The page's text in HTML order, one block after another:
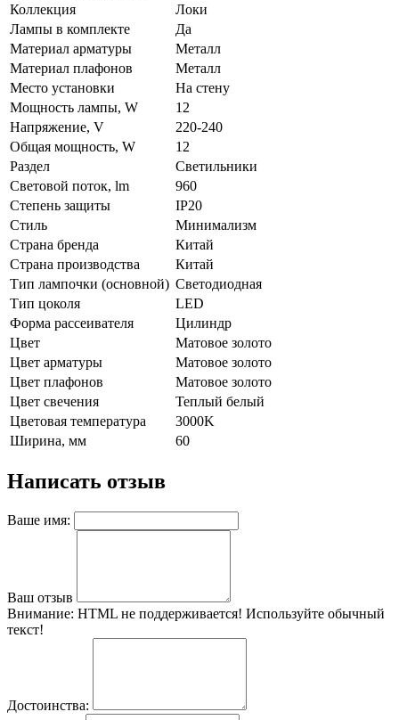
Коллекция
Локи
Лампы в комплекте
Да
Материал арматуры
Металл
Материал плафонов
Металл
Место установки
На стену
Мощность лампы, W
12
Напряжение, V
220-240
Общая мощность, W
12
Раздел
Светильники
Световой поток, lm
960
Степень защиты
IP20
Стиль
Минимализм
Страна бренда
Китай
Страна производства
Китай
Тип лампочки (основной) Светодиодная
Тип цоколя
LED
Форма рассеивателя
Цилиндр
Цвет
Матовое золото
Цвет арматуры
Матовое золото
Цвет плафонов
Матовое золото
Цвет свечения
Теплый белый
Цветовая температура
3000K
Ширина, мм
60
Написать отзыв
Ваше имя:
Ваш отзыв
Внимание: HTML не поддерживается! Используйте обычный
текст!
Достоинства: